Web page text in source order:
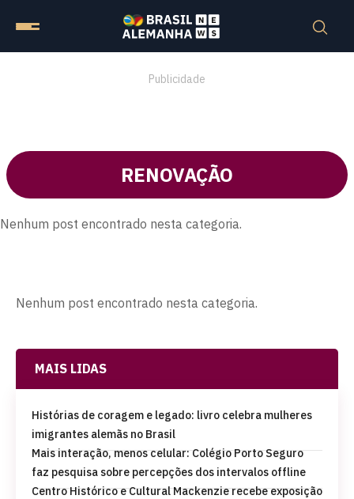
Publicidade
RENOVAÇÃO
Nenhum post encontrado nesta categoria.
Nenhum post encontrado nesta categoria.
MAIS LIDAS
Histórias de coragem e legado: livro celebra mulheres
imigrantes alemãs no Brasil
Mais interação, menos celular: Colégio Porto Seguro
faz pesquisa sobre percepções dos intervalos offline
Centro Histórico e Cultural Mackenzie recebe exposição